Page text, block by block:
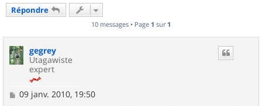
Répondre
10 messages • Page 1 sur 1
gegrey
Utagawiste
expert
M
09 janv. 2010, 19:50